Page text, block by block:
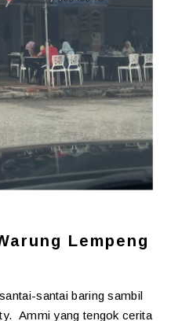
Lempeng
santai baring sambil
Ammi yang tengok cerita